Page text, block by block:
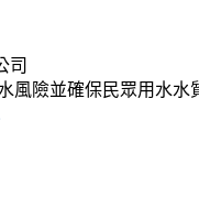
司
風險並確保民眾用水